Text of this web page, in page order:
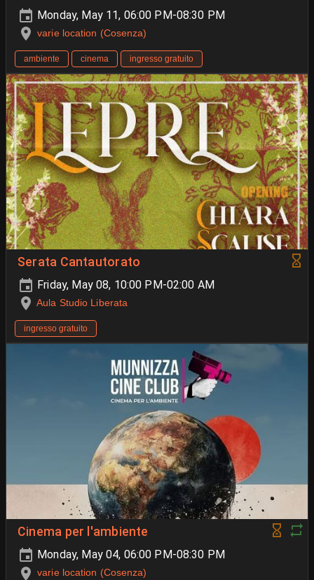
Monday, May 11, 06:00 PM-08:30 PM
varie location (Cosenza)
ambiente cinema ingresso gratuito
Serata Cantautorato
Friday, May 08, 10:00 PM-02:00 AM
Aula Studio Liberata
ingresso gratuito
Cinema per l'ambiente
Monday, May 04, 06:00 PM-08:30 PM
varie location (Cosenza)